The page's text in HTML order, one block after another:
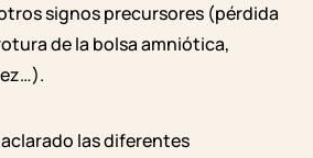
signos precursores (pérdida
de la bolsa amniótica,
las diferentes